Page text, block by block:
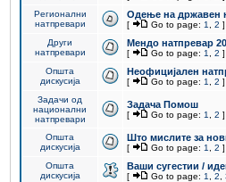
Регионални
натпревари
Одење на државен
[ Go to page: 1 2 ]
Други
натпревари
Мендо натпревар
[ Go to page: 1 2 ]
Општа
дискусија
Неофицијален
[ Go to page: 1 2 ]
Задачи од
национални
натпревари
Задача Помош
[ Go to page: 1 2 ]
Општа
дискусија
Што мислите за
[ Go to page: 1 2 ]
Општа
дискусија
Ваши сугестии /
[ Go to page: 1 2